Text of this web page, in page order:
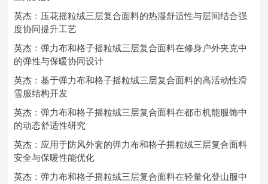
英杰：压花摇粒绒三层复合面料的热湿舒适性与层间结合强
度协同提升工艺
英杰：弹力布和格子摇粒绒三层复合面料在修身户外夹克中
的弹性与保暖协同设计
英杰：基于弹力布和格子摇粒绒三层复合面料的高活动性滑
雪服结构开发
英杰：弹力布和格子摇粒绒三层复合面料在都市机能服饰中
的动态舒适性研究
英杰：应用于防风外套的弹力布和格子摇粒绒三层复合面料
安全与保暖性能优化
英杰：弹力布和格子摇粒绒三层复合面料在轻量化登山服中